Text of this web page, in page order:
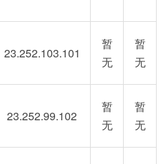
23.252.103.101
暂
无
暂
无
23.252.99.102
暂
无
暂
无